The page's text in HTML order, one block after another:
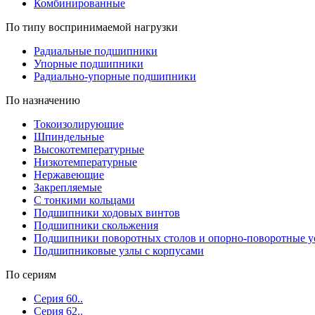
Комбинированные
По типу воспринимаемой нагрузки
Радиальные подшипники
Упорные подшипники
Радиально-упорные подшипники
По назначению
Токоизолирующие
Шпиндельные
Высокотемпературные
Низкотемпературные
Нержавеющие
Закрепляемые
С тонкими кольцами
Подшипники ходовых винтов
Подшипники скольжения
Подшипники поворотных столов и опорно-поворотные
Подшипниковые узлы с корпусами
По сериям
Серия 60..
Серия 62..